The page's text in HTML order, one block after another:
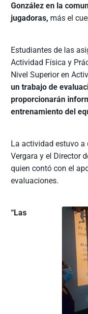
González en la
jugadoras, más el
Estudiantes de las
Actividad Física y
Nivel Superior en
un trabajo de
proporcionarán
entrenamiento del
La actividad estuvo a
Vergara y el Director
quien contó con el
evaluaciones.
“Las